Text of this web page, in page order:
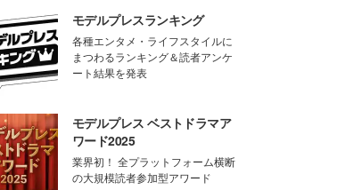
モデルプレスランキング
各種エンタメ・ライフスタイルに
まつわるランキング＆読者アンケ
ート結果を発表
モデルプレス ベストドラマア
ワード2025
業界初！ 全プラットフォーム横断
の大規模読者参加型アワード